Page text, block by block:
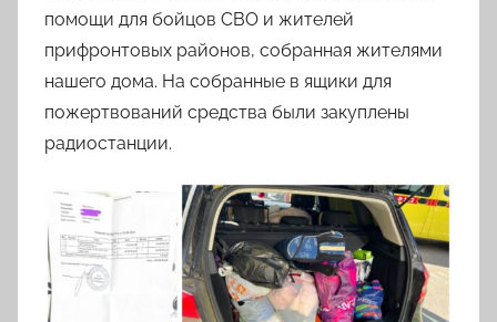
помощи для бойцов СВО и жителей
прифронтовых районов, собранная жителями
нашего дома. На собранные в ящики для
пожертвований средства были закуплены
радиостанции.